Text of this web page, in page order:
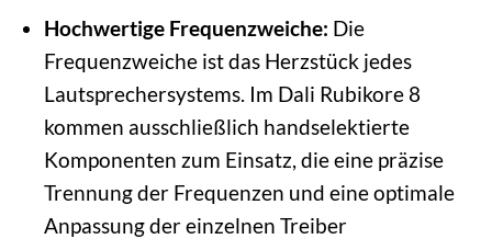
Hochwertige Frequenzweiche: Die
Frequenzweiche ist das Herzstück jedes
Lautsprechersystems. Im Dali Rubikore 8
kommen ausschließlich handselektierte
Komponenten zum Einsatz, die eine präzise
Trennung der Frequenzen und eine optimale
Anpassung der einzelnen Treiber